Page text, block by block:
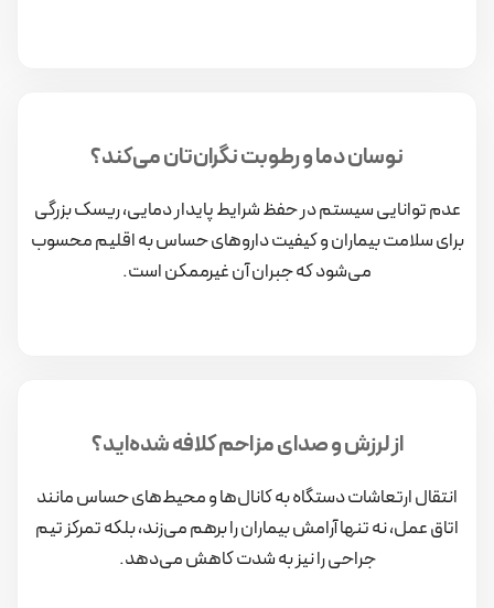
نوسان دما و رطوبت نگران‌تان می‌کند؟
عدم توانایی سیستم در حفظ شرایط پایدار دمایی، ریسک بزرگی
برای سلامت بیماران و کیفیت داروهای حساس به اقلیم محسوب
می‌شود که جبران آن غیرممکن است.
از لرزش و صدای مزاحم کلافه شده‌اید؟
انتقال ارتعاشات دستگاه به کانال‌ها و محیط‌های حساس مانند
اتاق عمل، نه تنها آرامش بیماران را برهم می‌زند، بلکه تمرکز تیم
جراحی را نیز به شدت کاهش می‌دهد.